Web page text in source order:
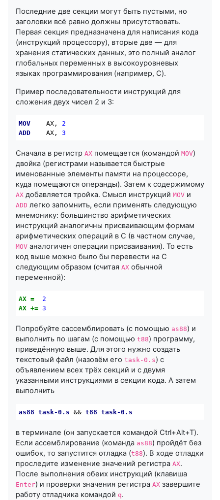
Последние две секции могут быть пустыми, но
заголовки всё равно должны присутствовать.
Первая секция предназначена для написания кода
(инструкций процессору), вторые две — для
хранения статических данных, это полный аналог
глобальных переменных в высокоуровневых
языках программирования (например, C).
Пример последовательности инструкций для
сложения двух чисел 2 и 3:
MOV AX , 2
ADD
AX , 3
Сначала в регистр AX помещается (командой MOV)
двойка (регистрами называется быстрые
именованные элементы памяти на процессоре,
куда помещаются операнды). Затем к содержимому
AX добавляется тройка. Смысл инструкций MOV и
ADD легко запомнить, если применять следующую
мнемонику: большинство арифметических
инструкций аналогичны присваивающим формам
арифметических операций в C (в частном случае,
MOV аналогичен операции присваивания). То есть
код выше можно было бы перевести на C
следующим образом (считая AX обычной
переменной):
AX =
2
AX += 3
Попробуйте сассемблировать (с помощью as88) и
выполнить по шагам (с помощью t88) программу,
приведённую выше. Для этого нужно создать
текстовый файл (назовём его task-0.s) с
объявлением всех трёх секций и с двумя
указанными инструкциями в секции кода. А затем
выполнить
as88 task-0 .s && t88 task-0 .s
в терминале (он запускается командой Ctrl+Alt+T).
Если ассемблирование (команда as88) пройдёт без
ошибок, то запустится отладка (t88). В ходе отладки
проследите изменение значений регистра AX.
После выполнения обеих инструкций (клавиша
Enter) и проверки значения регистра AX завершите
работу отладчика командой q.